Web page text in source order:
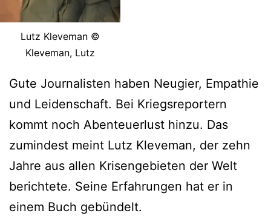
Lutz Kleveman ©
Kleveman, Lutz
Gute Journalisten haben Neugier, Empathie
und Leidenschaft. Bei Kriegsreportern
kommt noch Abenteuerlust hinzu. Das
zumindest meint Lutz Kleveman, der zehn
Jahre aus allen Krisengebieten der Welt
berichtete. Seine Erfahrungen hat er in
einem Buch gebündelt.